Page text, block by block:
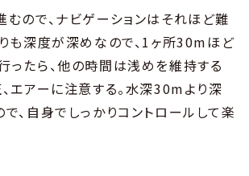
ので、ナビゲーションはそれほど難
りも深度が深めなので、1ヶ所30mほど
ったら、他の時間は浅めを維持する
エアーに注意する。水深30mより深
、自身でしっかりコントロールして楽